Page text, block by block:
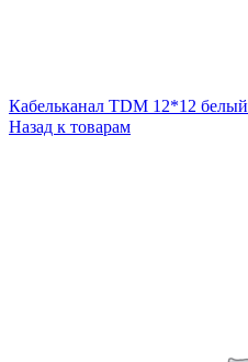
Кабельканал TDM 12*12 белый
Назад к товарам